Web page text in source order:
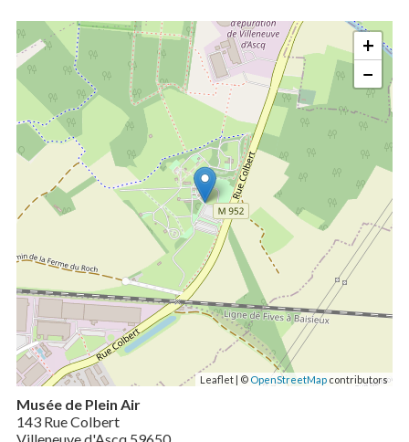
+
−
Leaflet | © OpenStreetMapcontributors
Musée de Plein Air
143 Rue Colbert
Villeneuve d'Ascq 59650